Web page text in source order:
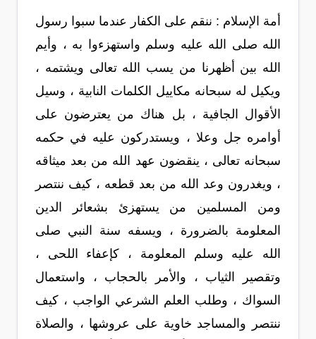
أمة الإسلام : ننقم على الكفار عندما سبوا رسول
الله صلى الله عليه وسلم واستهزءوا به ، وأيم
الله بين أظهرنا من يسب الله تعالى ويشتمه ،
ويكيل له سبحانه مكاييل الكلمات النابية ، وسيل
الأقوال الجافية ، بل هناك من يعترضون على
أوامره جل وعلا ، ويستدركون عليه في حكمه
سبحانه تعالى ، ينقضون عهد الله من بعد ميثاقه
، ويغدرون وعد الله من بعد قطعه ، كيف ننتصر
ومن المسلمين من يستهزئ بشعائر الدين
المعلومة بالضرورة ، ويسفه سنة النبي صلى
الله عليه وسلم المعلومة ، كإعفاء اللحى ،
وتقصير الثياب ، والأمر بالحجاب ، واستعمال
السواك ، وطلب العلم الشرعي الواجب ، كيف
ننتصر والمساجد خاوية على عروشها ، والصلاة